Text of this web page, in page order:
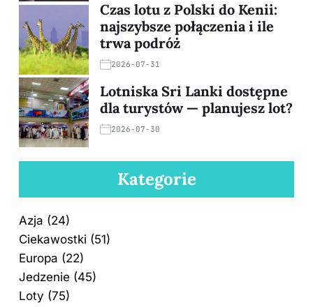
Czas lotu z Polski do Kenii:
najszybsze połączenia i ile
trwa podróż
2026-07-31
Lotniska Sri Lanki dostępne
dla turystów — planujesz lot?
2026-07-30
Kategorie
Azja (24)
Ciekawostki (51)
Europa (22)
Jedzenie (45)
Loty (75)